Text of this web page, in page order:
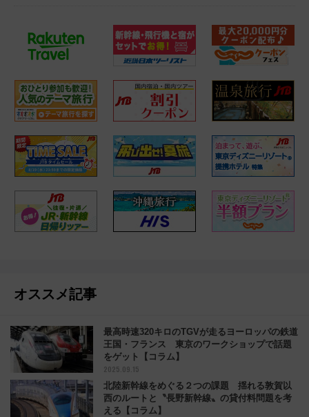
オススメ記事
最高時速320キロのTGVが走るヨーロッパの鉄道
王国・フランス 東京のワークショップで話題
をゲット【コラム】
2025.09.15
北陸新幹線をめぐる２つの課題 揺れる敦賀以
西のルートと〝長野新幹線〟の貸付料問題を考
える【コラム】